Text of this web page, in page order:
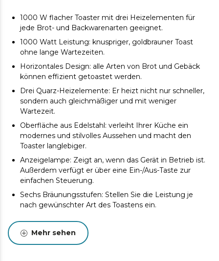
1000 W flacher Toaster mit drei Heizelementen für
jede Brot- und Backwarenarten geeignet.
1000 Watt Leistung: knuspriger, goldbrauner Toast
ohne lange Wartezeiten.
Horizontales Design: alle Arten von Brot und Gebäck
können effizient getoastet werden.
Drei Quarz-Heizelemente: Er heizt nicht nur schneller,
sondern auch gleichmäßiger und mit weniger
Wartezeit.
Oberfläche aus Edelstahl: verleiht Ihrer Küche ein
modernes und stilvolles Aussehen und macht den
Toaster langlebiger.
Anzeigelampe: Zeigt an, wenn das Gerät in Betrieb ist.
Außerdem verfügt er über eine Ein-/Aus-Taste zur
einfachen Steuerung.
Sechs Bräunungsstufen: Stellen Sie die Leistung je
nach gewünschter Art des Toastens ein.
Krümelfach: Das große, leicht herausnehmbare
Krümelfach ermöglicht die mühelose Reinigung des
Toasters.
Mehr sehen